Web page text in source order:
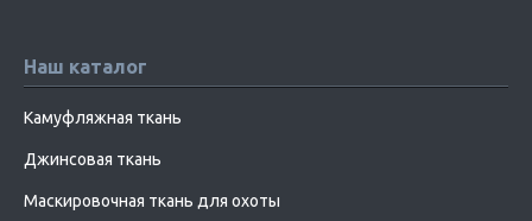
Наш каталог
Камуфляжная ткань
Джинсовая ткань
Маскировочная ткань для охоты